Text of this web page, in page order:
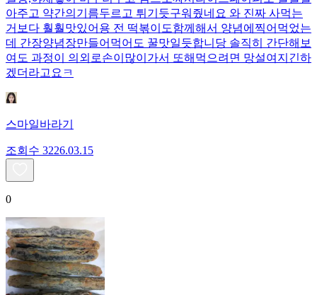
아주고 약간의기름두르고 튀기듯구워줬네요 와 진짜 사먹는
거보다 훨훨맛있어용 전 떡볶이도함께해서 양념에찍어먹었는
데 간장양념장만들어먹어도 꿀맛일듯합니당 솔직히 간단해보
여도 과정이 의외로손이많이가서 또해먹으려면 망설여지긴하
겠더라고요ㅋ
스마일바라기
조회수 3226.03.15
0